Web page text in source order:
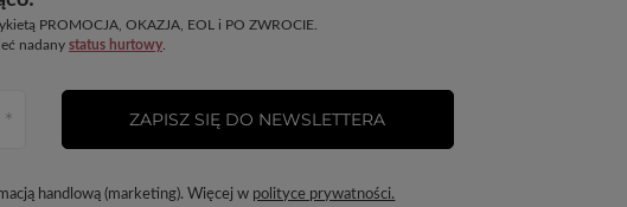
PROMOCJA, OKAZJA, EOL i PO ZWROCIE.
nadany status hurtowy.
handlową (marketing). Więcej w polityce prywatności.
ZAPISZ SIĘ DO NEWSLETTERA